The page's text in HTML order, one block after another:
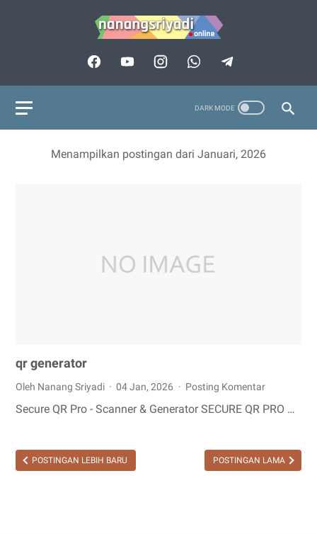
Menampilkan postingan dari Januari, 2026
qr generator
Oleh Nanang Sriyadi 04 Jan, 2026 Posting Komentar
Secure QR Pro - Scanner & Generator SECURE QR PRO …
POSTINGAN LEBIH BARU POSTINGAN LAMA